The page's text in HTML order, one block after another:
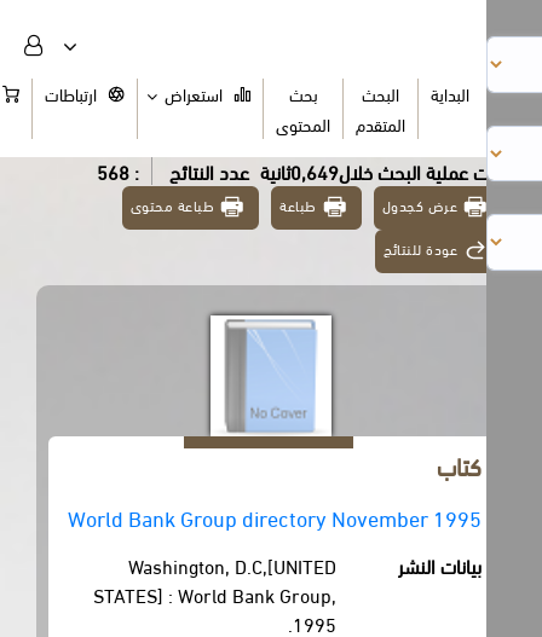
البداية
البحث
بحث
المحتوى
استعراض ارتباطات السلة
البحث خلال0,649ثانية عدد النتائج : 568
عرض كجدول طباعة طباعة محتوى
عودة للنتائج
World Bank Group directory November 1995
بيانات النشر
Washington, D.C,[UNITED
STATES] : World Bank Group,